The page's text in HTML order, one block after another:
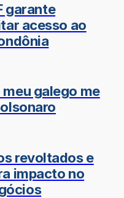
garante
acesso ao
meu galego me
revoltados e
impacto no